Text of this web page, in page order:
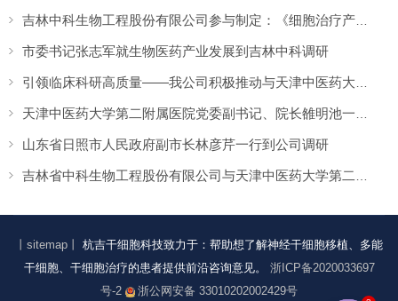
市委书记张志军就生物医药产业发展到吉林中科调研
山东省日照市人民政府副市长林彦芹一行到公司调研
丨sitemap丨
杭吉干细胞科技致力于：帮助想了解神经干细胞移植、多能
干细胞、干细胞治疗的患者提供前沿咨询意见。 浙ICP备2020033697
号-2
浙公网安备 33010202002429号